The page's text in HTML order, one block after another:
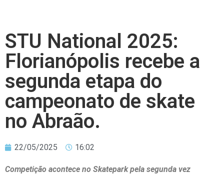
STU National 2025:
Florianópolis recebe a
segunda etapa do
campeonato de skate
no Abraão.
22/05/2025 16:02
Competição acontece no Skatepark pela segunda vez